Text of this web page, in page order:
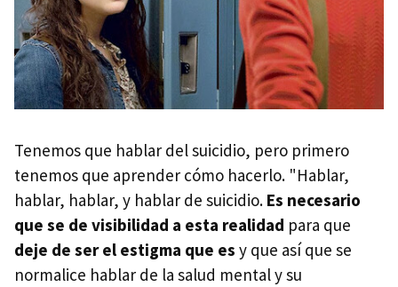
Tenemos que hablar del suicidio, pero primero
tenemos que aprender cómo hacerlo. "Hablar,
hablar, hablar, y hablar de suicidio. Es necesario
que se de visibilidad a esta realidad para que
deje de ser el estigma que es y que así que se
normalice hablar de la salud mental y su